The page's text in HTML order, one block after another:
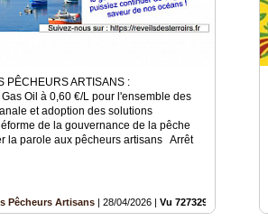
PÊCHEURS ARTISANS :
Oil à 0,60 €/L pour l'ensemble des
et adoption des solutions
de la gouvernance de la pêche
la parole aux pêcheurs artisans Arrêt
Pêcheurs Artisans
28/04/2026 Vu 727329 fois